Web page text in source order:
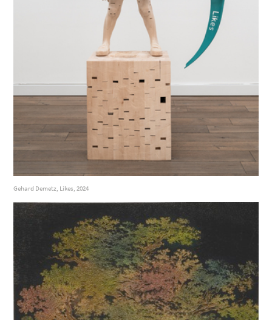
Gehard Demetz, Likes, 2024